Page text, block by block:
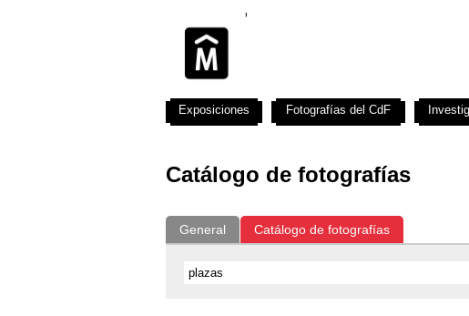
Catálogo de fotografías
General Catálogo de fotografías
Exposiciones Fotografías del CdF